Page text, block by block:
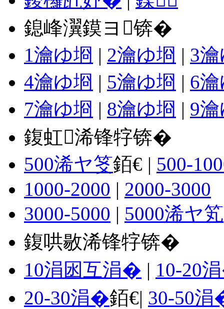
鎴峰瀷鏌ヨ锛�
1瀹ゆ埛 | 2瀹ゆ埛 | 3
4瀹ゆ埛 | 5瀹ゆ埛 | 6
7瀹ゆ埛 | 8瀹ゆ埛 | 9
鍑虹浠锋牸锛�
500浠ヤ笅銆€ | 500-
1000-2000 | 2000-3000
3000-5000 | 5000浠ヤ笂
鍑哄敭浠锋牸锛�
10涓囦互涓� | 10-20
20-30涓�銆€| 30-50